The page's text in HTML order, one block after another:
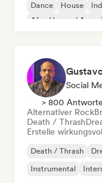
Dance
House
Afro House /
Social
> 800
Alternativer Rock
Death / Thrash
Erstelle
Death / Thrash
Instrumental